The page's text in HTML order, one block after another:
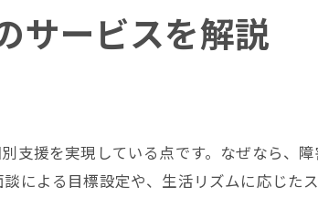
報にも掲載されるパソコン関連業務
ン作業中心のB型事業所の魅力を解説
自分に合うB型事業所を見つけるコツ
サービスを解説
支援を実現している点です。なぜなら、
による目標設定や、生活リズムに応じた